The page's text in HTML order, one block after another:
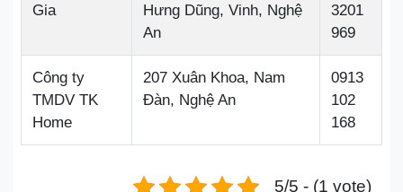
Gia
Hưng Dũng, Vinh, Nghệ
An
3201
969
Công ty
TMDV TK
Home
207 Xuân Khoa, Nam
Đàn, Nghệ An
0913
102
168
5/5 - (1 vote)